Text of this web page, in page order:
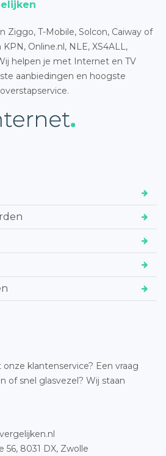
Ziggo, T-Mobile, Solcon, Caiway of
Online.nl, NLE, XS4ALL,
helpen je met Internet en TV
aanbiedingen en hoogste
klantenservice? Een vraag
of snel glasvezel? Wij staan
56, 8031 DX, Zwolle